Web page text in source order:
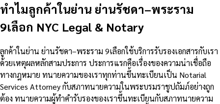
ทำไมลูกค้าในย่าน ย่านรัชดา–พระราม
9เลือก NYC Legal & Notary
ลูกค้าในย่าน ย่านรัชดา–พระราม 9เลือกใช้บริการรับรองเอกสารกับเรา
ด้วยเหตุผลหลักสามประการ ประการแรกคือเรื่องของความน่าเชื่อถือ
ทางกฎหมาย ทนายความของเราทุกท่านขึ้นทะเบียนเป็น Notarial
Services Attorney กับสภาทนายความในพระบรมราชูปถัมภ์อย่างถูก
ต้อง ทนายความผู้ทำคำรับรองของเราขึ้นทะเบียนกับสภาทนายความ